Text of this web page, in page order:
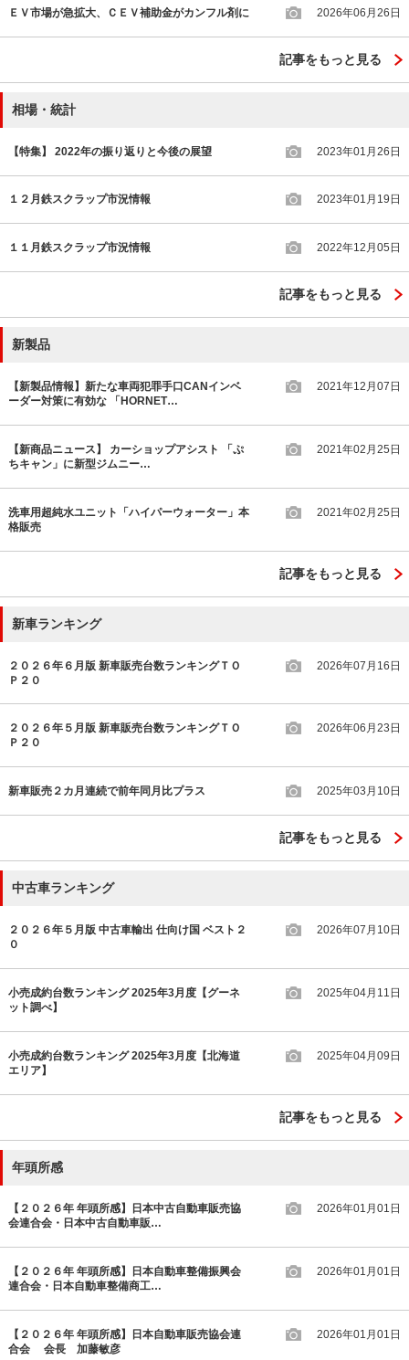
ＥＶ市場が急拡大、ＣＥＶ補助金がカンフル剤に 2026年06月26日
記事をもっと見る
相場・統計
【特集】 2022年の振り返りと今後の展望 2023年01月26日
１２月鉄スクラップ市況情報 2023年01月19日
１１月鉄スクラップ市況情報 2022年12月05日
記事をもっと見る
新製品
【新製品情報】新たな車両犯罪手口CANインベ
ーダー対策に有効な 「HORNET…
2021年12月07日
【新商品ニュース】 カーショップアシスト 「ぷ
ちキャン」に新型ジムニー…
2021年02月25日
洗車用超純水ユニット「ハイパーウォーター」本
格販売
2021年02月25日
記事をもっと見る
新車ランキング
２０２６年６月版 新車販売台数ランキングＴＯ
Ｐ２０
2026年07月16日
２０２６年５月版 新車販売台数ランキングＴＯ
Ｐ２０
2026年06月23日
新車販売２カ月連続で前年同月比プラス 2025年03月10日
記事をもっと見る
中古車ランキング
２０２６年５月版 中古車輸出 仕向け国 ベスト２
０
2026年07月10日
小売成約台数ランキング 2025年3月度【グーネ
ット調べ】
2025年04月11日
小売成約台数ランキング 2025年3月度【北海道
エリア】
2025年04月09日
記事をもっと見る
年頭所感
【２０２６年 年頭所感】日本中古自動車販売協
会連合会・日本中古自動車販…
2026年01月01日
【２０２６年 年頭所感】日本自動車整備振興会
連合会・日本自動車整備商工…
2026年01月01日
【２０２６年 年頭所感】日本自動車販売協会連
合会 会長 加藤敏彦
2026年01月01日